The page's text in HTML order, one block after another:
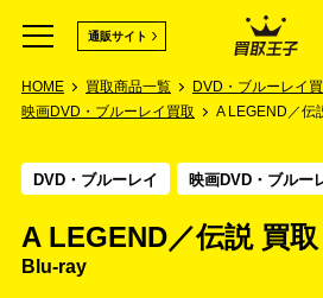
通販サイト
HOME 買取商品一覧
DVD・ブルーレイ
映画DVD・ブルーレイ買取
A LEGEND／伝
DVD・ブルーレイ 映画DVD・ブルー
A LEGEND／伝説 買取
Blu-ray